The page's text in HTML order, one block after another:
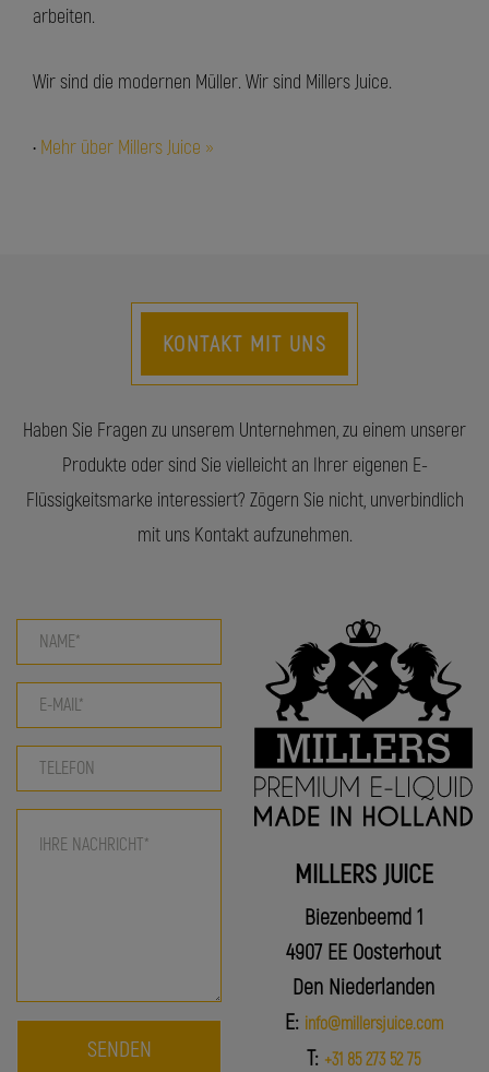
arbeiten.
Wir sind die modernen Müller. Wir sind Millers Juice.
• Mehr über Millers Juice »
KONTAKT MIT UNS
Haben Sie Fragen zu unserem Unternehmen, zu einem unserer
Produkte oder sind Sie vielleicht an Ihrer eigenen E-
Flüssigkeitsmarke interessiert? Zögern Sie nicht, unverbindlich
mit uns Kontakt aufzunehmen.
SENDEN
MILLERS JUICE
Biezenbeemd 1
4907 EE Oosterhout
Den Niederlanden
E: info@millersjuice.com
T: +31 85 273 52 75